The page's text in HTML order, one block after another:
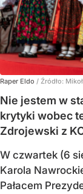
Raper Eldo / Źródło:
Nie jestem w
krytyki wobec
Zdrojewski z
W czwartek (6
Karola
Pałacem